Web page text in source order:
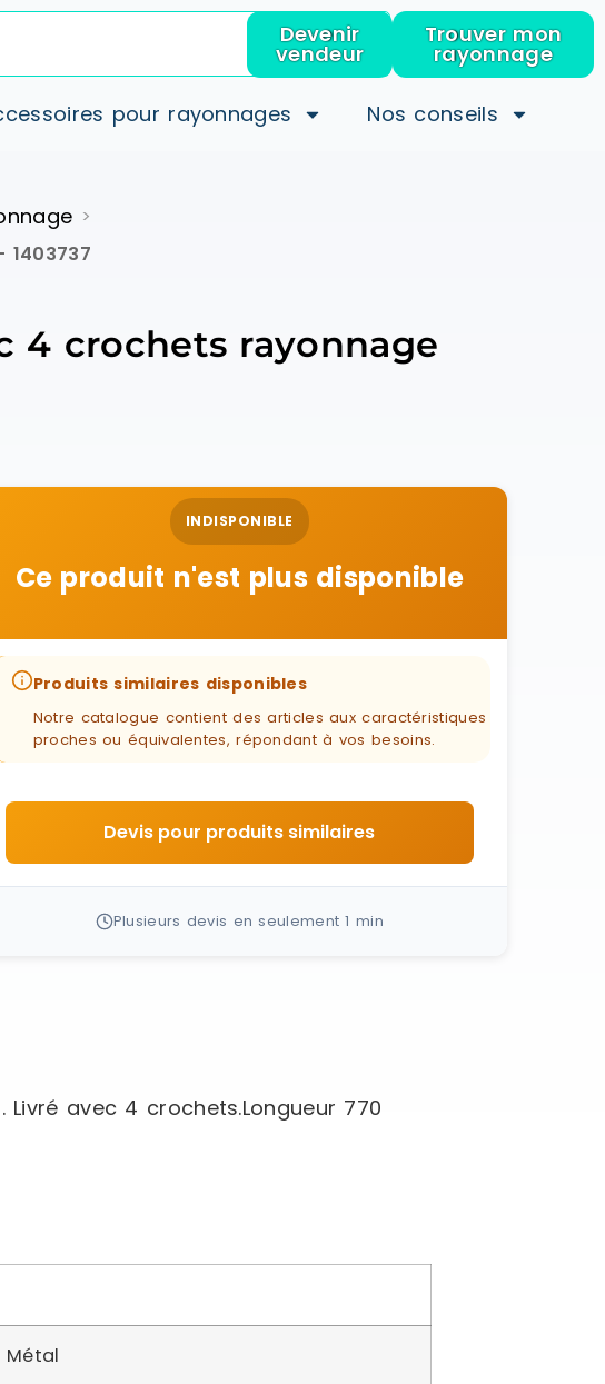
Devenir
vendeur
Trouver mon
rayonnage
pour rayonnages Nos conseils
>
4 crochets rayonnage
INDISPONIBLE
Ce produit n'est plus disponible
Produits similaires disponibles
Notre catalogue contient des articles aux caractéristiques
proches ou équivalentes, répondant à vos besoins.
Devis pour produits similaires
Plusieurs devis en seulement 1 min
avec 4 crochets.Longueur 770
Métal